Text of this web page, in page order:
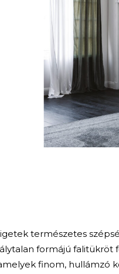
természetes
formájú falitükröt
finom, hullámzó